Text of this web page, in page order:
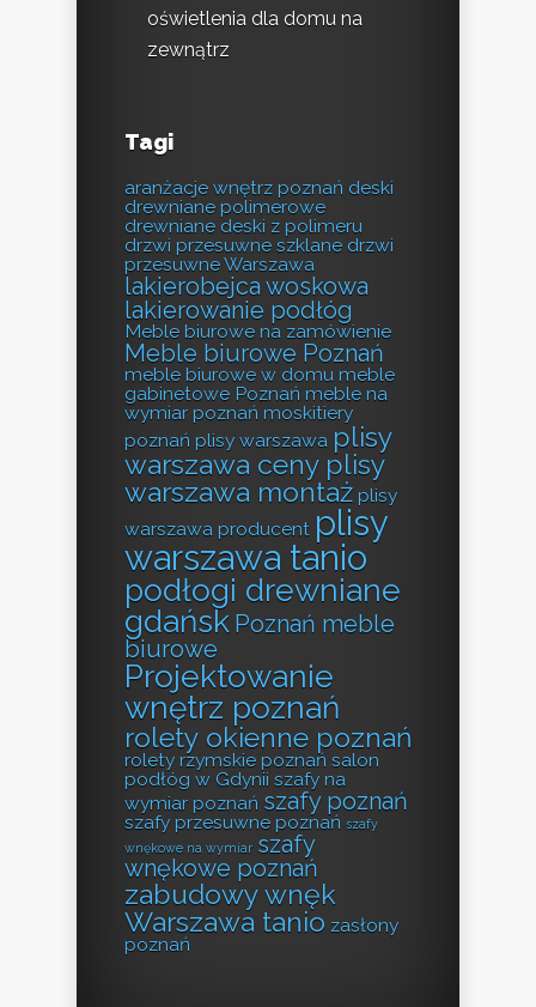
oświetlenia dla domu na
zewnątrz
Tagi
aranżacje wnętrz poznań deski
drewniane polimerowe
drewniane deski z polimeru
drzwi przesuwne szklane drzwi
przesuwne Warszawa
lakierobejca woskowa
lakierowanie podłóg
Meble biurowe na zamówienie
Meble biurowe Poznań
meble biurowe w domu meble
gabinetowe Poznań meble na
wymiar poznań moskitiery
poznań plisy warszawa plisy
warszawa ceny plisy
warszawa montaż plisy
warszawa producent plisy
warszawa tanio
podłogi drewniane
gdańsk Poznań meble
biurowe
Projektowanie
wnętrz poznań
rolety okienne poznań
rolety rzymskie poznań salon
podłóg w Gdynii szafy na
wymiar poznań szafy poznań
szafy przesuwne poznań szafy
wnękowe na wymiar szafy
wnękowe poznań
zabudowy wnęk
Warszawa tanio zasłony
poznań